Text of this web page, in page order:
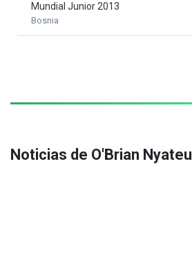
Mundial Junior 2013
Bosnia
Noticias de O'Brian Nyateu